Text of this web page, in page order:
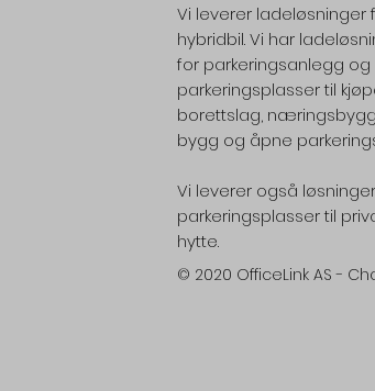
Vi leverer ladeløsninger
hybridbil. Vi har
for parkeringsanlegg og
parkeringsplasser til
borettslag,
bygg og åpne
Vi leverer også
parkeringsplasser til
hytte.
© 2020 OfficeLink AS -